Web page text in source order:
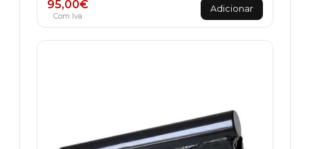
95,00€
Com Iva
Adicionar